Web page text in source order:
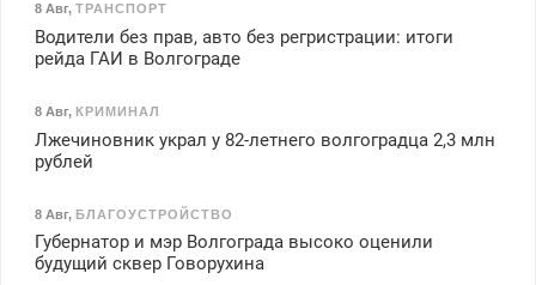
8 Авг, ТРАНСПОРТ
Водители без прав, авто без регристрации: итоги
рейда ГАИ в Волгограде
8 Авг, КРИМИНАЛ
Лжечиновник украл у 82-летнего волгоградца 2,3 млн
рублей
8 Авг, БЛАГОУСТРОЙСТВО
Губернатор и мэр Волгограда высоко оценили
будущий сквер Говорухина